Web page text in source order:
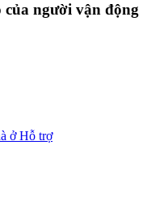
của người vận động
ở Hỗ trợ